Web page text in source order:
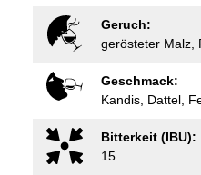
Geruch:
gerösteter Malz,
Geschmack:
Kandis, Dattel,
Bitterkeit (IBU):
15